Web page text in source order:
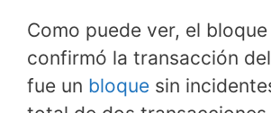
Como puede ver, el
confirmó la transacción
fue un bloque sin